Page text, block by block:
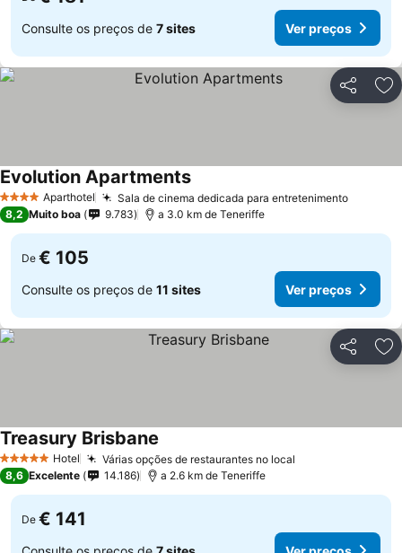
Consulte os preços de 7 sites Ver preços
Partilhar
4 EstrelasAparthotel Sala de cinema dedicada para entretenimento
Evolution Apartments
8,2 Muito boa 9.783 a 3.0 km de Teneriffe
De € 105
Consulte os preços de 11 sites Ver preços
Partilhar
5 Estrelas Hotel Várias opções de restaurantes no local
Treasury Brisbane
8,6 Excelente 14.186 a 2.6 km de Teneriffe
De € 141